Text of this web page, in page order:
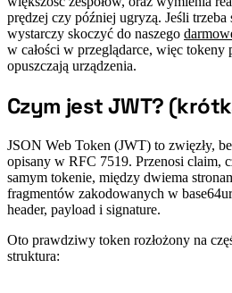
prędzej czy później ugryzą. Jeśli
wystarczy skoczyć do naszego
w całości w przeglądarce, więc
opuszczają urządzenia.
#
Czym jest JWT?
JSON Web Token (JWT) to zwięzły,
opisany w RFC 7519. Przenosi claim,
samym tokenie, między dwiema
fragmentów zakodowanych w
header, payload i signature.
Oto prawdziwy token rozłożony na
struktura: